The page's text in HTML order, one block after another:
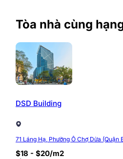
Giá chào thuê văn phòng
phán với diện tích lớn và thuê
Điện sử dụng: Tính
Tòa nhà cho phép
Fanpage:fb.com/
Địa chỉ:Tòa nhà CIC
Tòa nhà cùng
DSD Building
71 Láng Hạ, Phường Ô Chợ Dừa (Quận
$18 - $20/m2